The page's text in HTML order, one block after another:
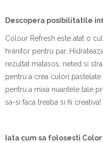
Descopera posibilitatile
Colour Refresh este atat o
hranitor pentru par.
rezultat matasos, neted si
pentru a crea culori
pentru a mixa nuantele tale
sa-si faca treaba si fii creativa!
Iata cum sa folosesti